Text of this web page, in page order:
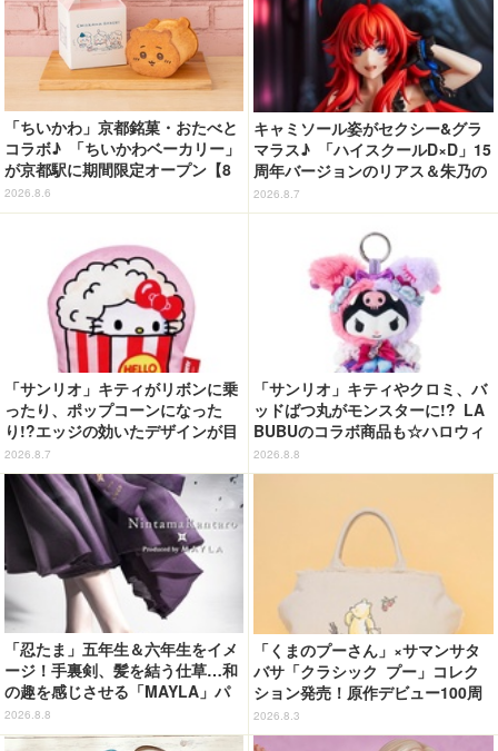
「ちいかわ」京都銘菓・おたべと
コラボ♪ 「ちいかわベーカリー」
が京都駅に期間限定オープン【8
月13日～】
2026.8.6
キャミソール姿がセクシー&グラ
マラス♪ 「ハイスクールD×D」15
周年バージョンのリアス＆朱乃の
フィギュアがリニューアルパッケ
ージで登場！
2026.8.7
「サンリオ」キティがリボンに乗
ったり、ポップコーンになった
り!?エッジの効いたデザインが目
を引く♪ トートバッグやポーチが
登場
2026.8.7
「サンリオ」キティやクロミ、バ
ッドばつ丸がモンスターに!? LA
BUBUのコラボ商品も☆ハロウィ
ーングッズ情報が到着【サンリオ
ピューロランド】
2026.8.8
「忍たま」五年生＆六年生をイメ
ージ！手裏剣、髪を結う仕草…和
の趣を感じさせる「MAYLA」パ
ンプス
2026.8.8
「くまのプーさん」×サマンサタ
バサ「クラシック プー」コレク
ション発売！原作デビュー100周
年記念でハンドバッグや財布など
全6種が登場
2026.8.3